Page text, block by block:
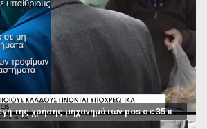
Ξεκίνησε η εφαρμογή της χρήσης μηχανημάτων pos σε 35 κατηγορίες επαγγελμάτων